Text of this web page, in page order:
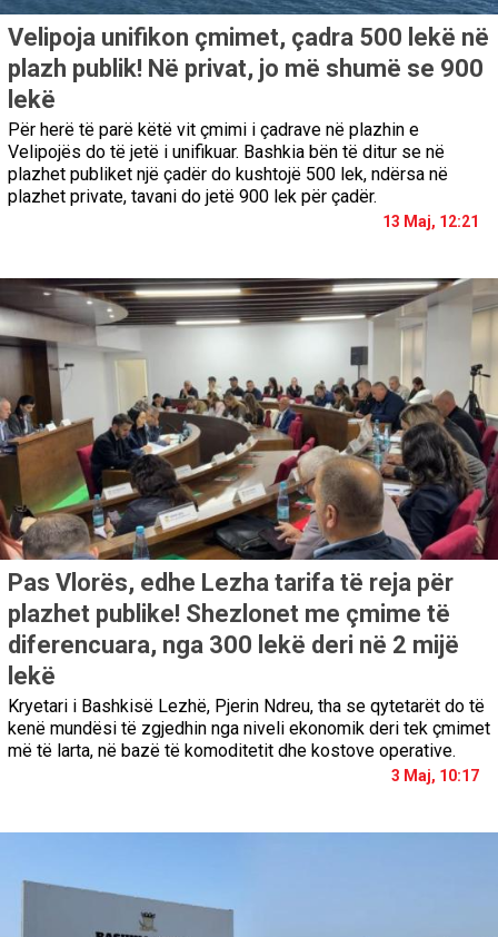
Velipoja unifikon çmimet, çadra 500 lekë në
plazh publik! Në privat, jo më shumë se 900
lekë
Për herë të parë këtë vit çmimi i çadrave në plazhin e
Velipojës do të jetë i unifikuar. Bashkia bën të ditur se në
plazhet publiket një çadër do kushtojë 500 lek, ndërsa në
plazhet private, tavani do jetë 900 lek për çadër.
13 Maj, 12:21
Pas Vlorës, edhe Lezha tarifa të reja për
plazhet publike! Shezlonet me çmime të
diferencuara, nga 300 lekë deri në 2 mijë
lekë
Kryetari i Bashkisë Lezhë, Pjerin Ndreu, tha se qytetarët do të
kenë mundësi të zgjedhin nga niveli ekonomik deri tek çmimet
më të larta, në bazë të komoditetit dhe kostove operative.
3 Maj, 10:17